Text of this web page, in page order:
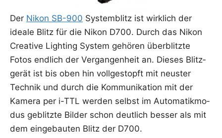
Der Nikon SB-900 Sys­tem­blitz ist wirk­lich der
idea­le Blitz für die Nikon D700. Durch das Nikon
Crea­ti­ve Light­ing Sys­tem gehö­ren über­blitz­te
Fotos end­lich der Ver­gan­gen­heit an. Die­ses Blitz­
ge­rät ist bis oben hin voll­ge­stopft mit neus­ter
Tech­nik und durch die Kom­mu­ni­ka­ti­on mit der
Kame­ra per i-TTL wer­den selbst im Auto­ma­tik­mo­
dus geblitz­te Bil­der schon deut­lich bes­ser als mit
dem ein­ge­bau­ten Blitz der D700.